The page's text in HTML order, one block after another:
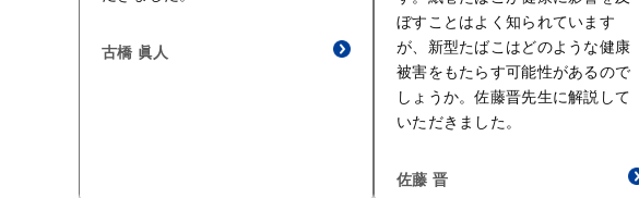
古橋 眞人
ぼすことはよく知られています
が、新型たばこはどのような健康
被害をもたらす可能性があるので
しょうか。佐藤晋先生に解説して
いただきました。
佐藤 晋